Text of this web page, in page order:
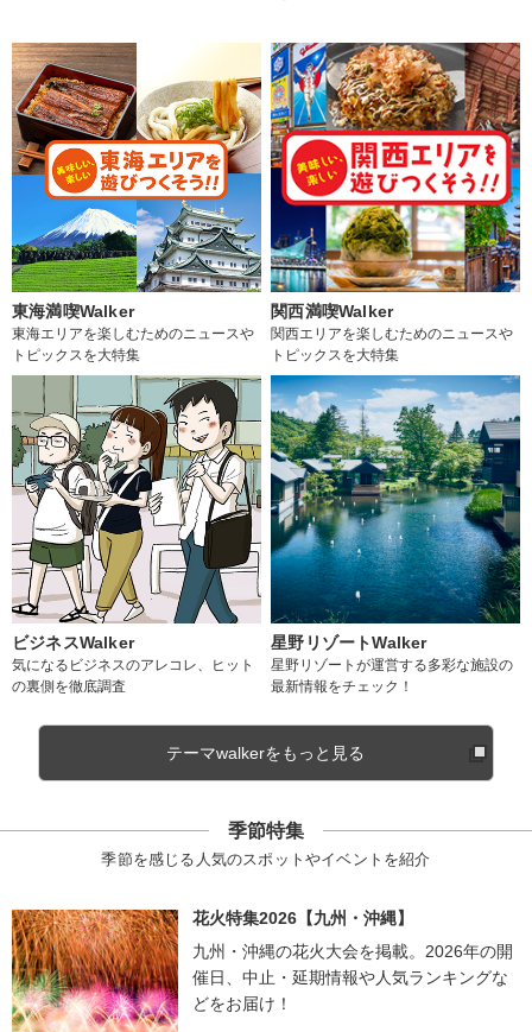
東海満喫Walker
東海エリアを楽しむためのニュースや
トピックスを大特集
関西満喫Walker
関西エリアを楽しむためのニュースや
トピックスを大特集
ビジネスWalker
気になるビジネスのアレコレ、ヒット
の裏側を徹底調査
星野リゾートWalker
星野リゾートが運営する多彩な施設の
最新情報をチェック！
テーマwalkerをもっと見る
季節特集
季節を感じる人気のスポットやイベントを紹介
花火特集2026【九州・沖縄】
九州・沖縄の花火大会を掲載。2026年の開
催日、中止・延期情報や人気ランキングな
どをお届け！